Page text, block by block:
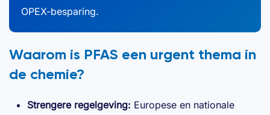
OPEX-besparing.
Waarom is PFAS een urgent thema in
de chemie?
Strengere regelgeving: Europese en nationale